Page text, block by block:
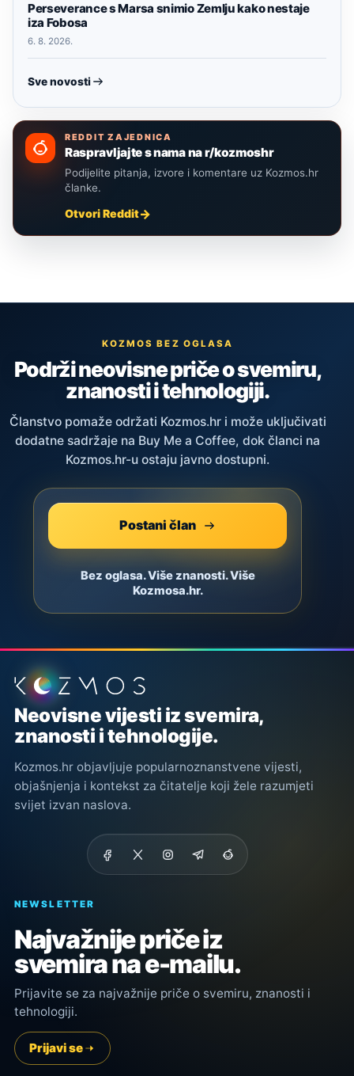
Perseverance s Marsa snimio Zemlju kako nestaje
iza Fobosa
6. 8. 2026.
Sve novosti
REDDIT ZAJEDNICA
Raspravljajte s nama na r/kozmoshr
Podijelite pitanja, izvore i komentare uz Kozmos.hr
članke.
Otvori Reddit
KOZMOS BEZ OGLASA
Podrži neovisne priče o svemiru,
znanosti i tehnologiji.
Članstvo pomaže održati Kozmos.hr i može uključivati
dodatne sadržaje na Buy Me a Coffee, dok članci na
Kozmos.hr-u ostaju javno dostupni.
Postani član
Bez oglasa. Više znanosti. Više
Kozmosa.hr.
Podnožje stranice
Neovisne vijesti iz svemira,
znanosti i tehnologije.
Kozmos.hr objavljuje popularnoznanstvene vijesti,
objašnjenja i kontekst za čitatelje koji žele razumjeti
svijet izvan naslova.
NEWSLETTER
Najvažnije priče iz
svemira na e-mailu.
Prijavite se za najvažnije priče o svemiru, znanosti i
tehnologiji.
Prijavi se